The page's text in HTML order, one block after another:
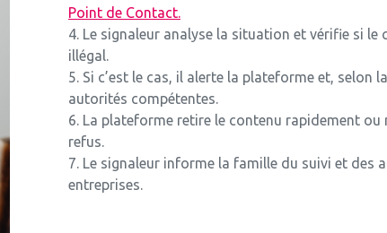
Point de Contact.
4. Le signaleur analyse la situation et vérifie si le
illégal.
5. Si c’est le cas, il alerte la plateforme et, selon
autorités compétentes.
6. La plateforme retire le contenu rapidement ou
refus.
7. Le signaleur informe la famille du suivi et des
entreprises.